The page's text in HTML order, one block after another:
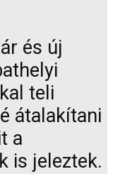
és új
teli
átalakítani
a
is jeleztek.